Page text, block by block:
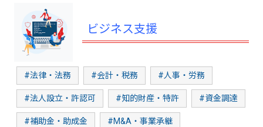
ビジネス支援
#法律・法務 #会計・税務 #人事・労務
#法人設立・許認可 #知的財産・特許 #資金調達
#補助金・助成金 #M&A・事業承継